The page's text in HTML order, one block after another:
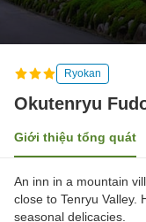
Ryokan
Okutenryu
Giới thiệu tổng quát
An inn in a mountain
close to Tenryu Valley.
seasonal delicacies.